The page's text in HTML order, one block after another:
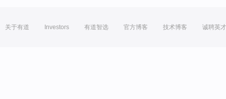
关于有道 Investors 有道智选 官方博客 技术博客 诚聘英才